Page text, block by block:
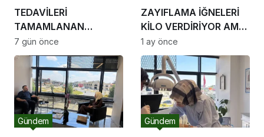
TEDAVİLERİ
TAMAMLANAN
ÇOCUKLAR LÖSEV YAZ
OKULU’NDA
UNUTULMAZ ANLAR
YAŞADI
7 gün önce
ZAYIFLAMA İĞNELERİ
KİLO VERDİRİYOR AMA
DUYGUSAL AÇLIĞI
DURDURAMIYOR
1 ay önce
Gündem Gündem